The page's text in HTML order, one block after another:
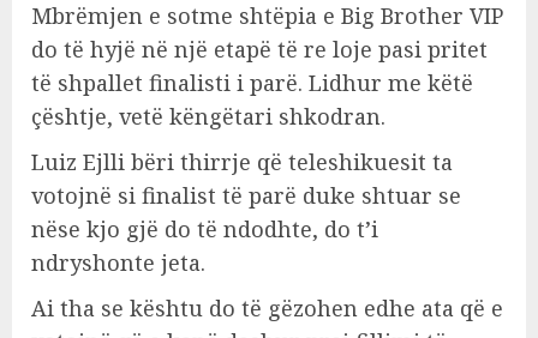
Mbrëmjen e sotme shtëpia e Big Brother VIP
do të hyjë në një etapë të re loje pasi pritet
të shpallet finalisti i parë. Lidhur me këtë
çështje, vetë këngëtari shkodran.
Luiz Ejlli bëri thirrje që teleshikuesit ta
votojnë si finalist të parë duke shtuar se
nëse kjo gjë do të ndodhte, do t’i
ndryshonte jeta.
Ai tha se kështu do të gëzohen edhe ata që e